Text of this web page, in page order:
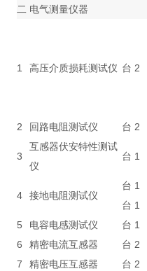
二 电气测量仪器
1 高压介质损耗测试仪 台 2
2 回路电阻测试仪 台 2
3
互感器伏安特性测试
仪
台 1
4 接地电阻测试仪
台 1
台 1
5
电容电感测试仪 台 1
6
精密电流互感器 台 2
7
精密电压互感器 台 2